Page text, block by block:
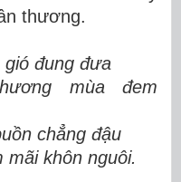
thương.
gió đung đưa
mùa đem
chẳng đậu
khôn nguôi.